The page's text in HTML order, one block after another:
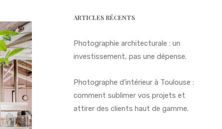
ARTICLES RÉCENTS
Photographie architecturale : un
investissement, pas une dépense.
Photographe d’intérieur à Toulouse :
comment sublimer vos projets et
attirer des clients haut de gamme.